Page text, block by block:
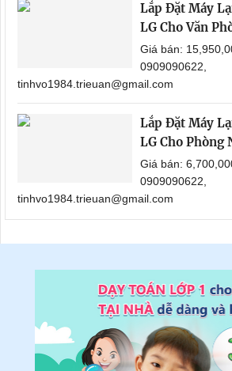
Lắp Đặt Máy
LG Cho Văn
Giá bán:
0909090622,
tinhvo1984.trieuan@gmail.com
Lắp Đặt Máy
LG Cho Phòng
Giá bán:
0909090622,
tinhvo1984.trieuan@gmail.com